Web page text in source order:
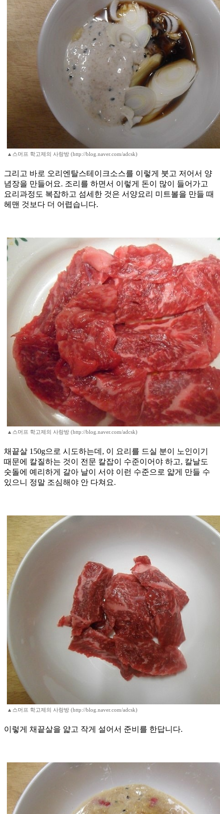
▲스머프 학고제의 사랑방 (http://blog.naver.com/adcsk)
그리고 바로 오리엔탈스테이크소스를 이렇게 붓고 저어서 양
념장을 만들어요. 조리를 하면서 이렇게 돈이 많이 들어가고
요리과정도 복잡하고 섬세한 것은 서양요리 미트볼을 만들 때
헤맨 것보다 더 어렵습니다.
▲스머프 학고제의 사랑방 (http://blog.naver.com/adcsk)
채끝살 150g으로 시도하는데, 이 요리를 드실 분이 노인이기
때문에 칼질하는 것이 전문 칼잡이 수준이어야 하고, 칼날도
숫돌에 예리하게 갈아 날이 서야 이런 수준으로 얇게 만들 수
있으니 정말 조심해야 안 다쳐요.
▲스머프 학고제의 사랑방 (http://blog.naver.com/adcsk)
이렇게 채끝살을 얇고 작게 설어서 준비를 한답니다.